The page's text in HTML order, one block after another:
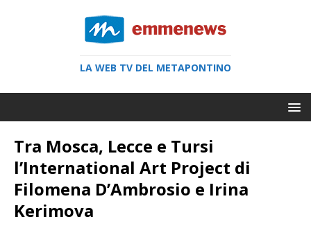
LA WEB TV DEL METAPONTINO
Tra Mosca, Lecce e Tursi
l’International Art Project di
Filomena D’Ambrosio e Irina
Kerimova